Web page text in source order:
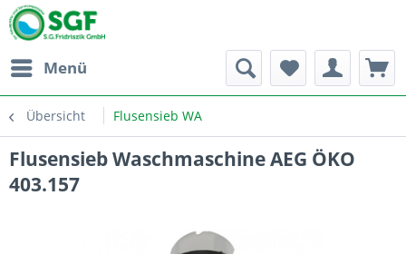
Menü
Übersicht Flusensieb WA
Flusensieb Waschmaschine AEG ÖKO
403.157